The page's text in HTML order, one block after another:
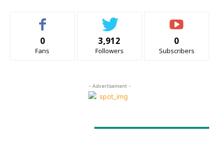
0
Fans
3,912
Followers
0
Subscribers
- Advertisement -